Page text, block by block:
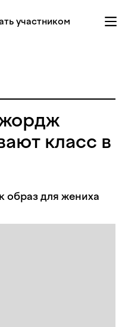
участником
класс в
образ для жениха